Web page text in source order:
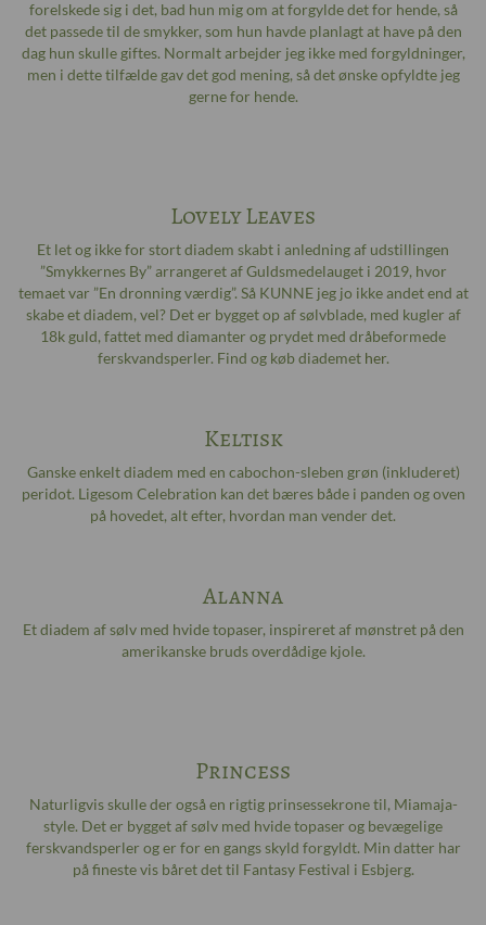
forelskede sig i det, bad hun mig om at forgylde det for hende, så
det passede til de smykker, som hun havde planlagt at have på den
dag hun skulle giftes. Normalt arbejder jeg ikke med forgyldninger,
men i dette tilfælde gav det god mening, så det ønske opfyldte jeg
gerne for hende.
Lovely Leaves
Et let og ikke for stort diadem skabt i anledning af udstillingen
”Smykkernes By” arrangeret af Guldsmedelauget i 2019, hvor
temaet var ”En dronning værdig”. Så KUNNE jeg jo ikke andet end at
skabe et diadem, vel? Det er bygget op af sølvblade, med kugler af
18k guld, fattet med diamanter og prydet med dråbeformede
ferskvandsperler. Find og køb diademet her.
Keltisk
Ganske enkelt diadem med en cabochon-sleben grøn (inkluderet)
peridot. Ligesom Celebration kan det bæres både i panden og oven
på hovedet, alt efter, hvordan man vender det.
Alanna
Et diadem af sølv med hvide topaser, inspireret af mønstret på den
amerikanske bruds overdådige kjole.
Princess
Naturligvis skulle der også en rigtig prinsessekrone til, Miamaja-
style. Det er bygget af sølv med hvide topaser og bevægelige
ferskvandsperler og er for en gangs skyld forgyldt. Min datter har
på fineste vis båret det til Fantasy Festival i Esbjerg.